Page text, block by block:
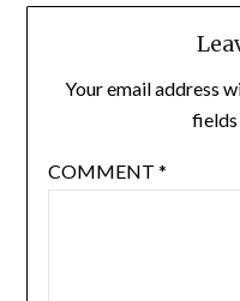
Your email address
fields
COMMENT *